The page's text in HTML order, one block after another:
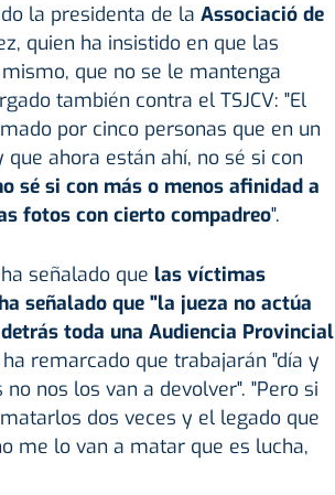
la presidenta de la Associació de
quien ha insistido en que las
que no se le mantenga
también contra el TSJCV: "El
por cinco personas que en un
ahora están ahí, no sé si con
sé si con más o menos afinidad a
fotos con cierto compadreo".
señalado que las víctimas
señalado que "la jueza no actúa
toda una Audiencia Provincial
ha remarcado que trabajarán "día y
nos los van a devolver". "Pero si
dos veces y el legado que
me lo van a matar que es lucha,